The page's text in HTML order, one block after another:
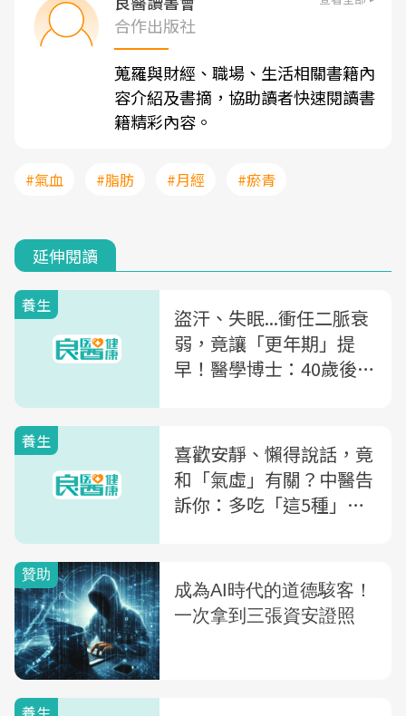
合作出版社
蒐羅與財經、職場、生活相關書籍內
容介紹及書摘，協助讀者快速閱讀書
籍精彩內容。
#氣血 #脂肪 #月經 #瘀青
延伸閱讀
養生
盜汗、失眠...衝任二脈衰
弱，竟讓「更年期」提
早！醫學博士：40歲後該
養生
喜歡安靜、懶得說話，竟
和「氣虛」有關？中醫告
訴你：多吃「這5種」食